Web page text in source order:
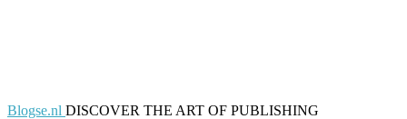
Blogse.nl DISCOVER THE ART OF PUBLISHING